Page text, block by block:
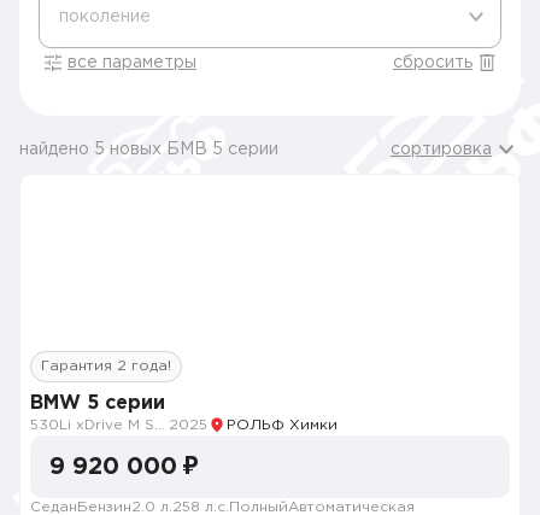
поколение
все параметры сбросить
найдено 5 новых БМВ 5 серии сортировка
Гарантия 2 года!
BMW 5 серии
2025 РОЛЬФ Химки
9 920 000 ₽
Седан Бензин2.0 л. 258 л.с. ПолныйАвтоматическая